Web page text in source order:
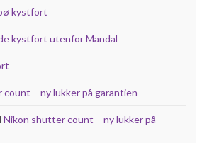
kystfort
kystfort utenfor Mandal
– ny lukker på garantien
Nikon shutter count – ny lukker på